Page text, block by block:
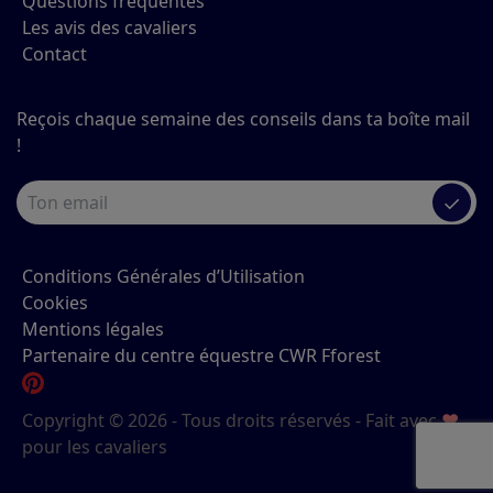
Les avis des cavaliers
Contact
Reçois chaque semaine des conseils dans ta boîte mail
!
✓
Conditions Générales d’Utilisation
Cookies
Mentions légales
Partenaire du centre équestre CWR Fforest
Copyright © 2026 - Tous droits réservés - Fait avec♥
pour les cavaliers